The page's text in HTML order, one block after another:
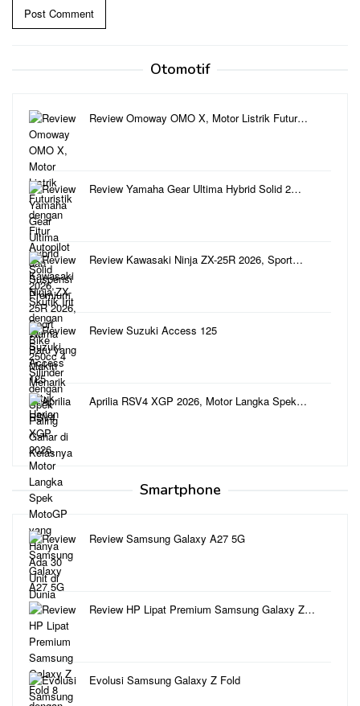
Otomotif
Review Omoway OMO X, Motor Listrik Futur…
Review Yamaha Gear Ultima Hybrid Solid 2…
Review Kawasaki Ninja ZX-25R 2026, Sport…
Review Suzuki Access 125
Aprilia RSV4 XGP 2026, Motor Langka Spek…
Smartphone
Review Samsung Galaxy A27 5G
Review HP Lipat Premium Samsung Galaxy Z…
Evolusi Samsung Galaxy Z Fold